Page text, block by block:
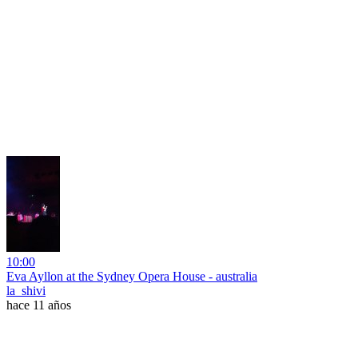
10:00
Eva Ayllon at the Sydney Opera House - australia
la_shivi
hace 11 años